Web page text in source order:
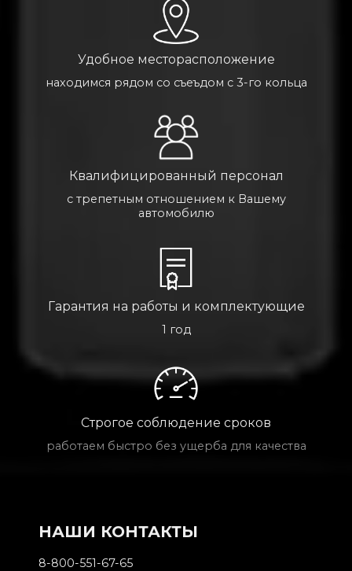
Удобное месторасположение
находимся рядом со съеъдом с 3-го кольца
Квалифицированный персонал
с трепетным отношением к Вашему
автомобилю
Гарантия на работы и комплектующие
1 год
Строгое соблюдение сроков
работаем быстро без ущерба для качества
НАШИ КОНТАКТЫ
8-800-551-67-65